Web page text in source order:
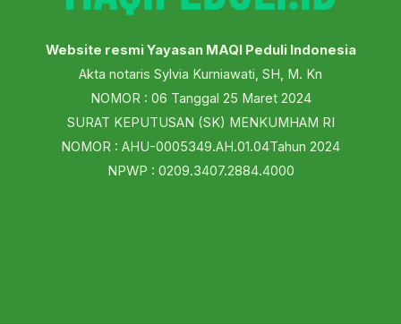
Website resmi Yayasan MAQI Peduli Indonesia
Akta notaris Sylvia Kurniawati, SH, M. Kn
NOMOR : 06 Tanggal 25 Maret 2024
SURAT KEPUTUSAN (SK) MENKUMHAM RI
NOMOR : AHU-0005349.AH.01.04Tahun 2024
NPWP : 0209.3407.2884.4000